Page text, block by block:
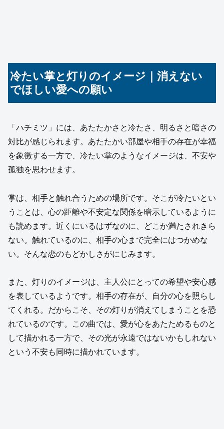
冷たい掌と灯りのイメージ｜消えない
でほしい愛への願い
「ハチミツ」には、あたたかさと冷たさ、明るさと暗さの
対比が感じられます。あたたかい部屋や相手の存在が幸福
を象徴する一方で、冷たい掌のようなイメージは、不安や
孤独を思わせます。
掌は、相手と触れ合うための場所です。そこが冷たいとい
うことは、心の距離や不安定な関係を暗示しているように
も読めます。近くにいるはずなのに、どこか満たされきら
ない。触れているのに、相手の心まで完全にはつかめな
い。そんな恋のもどかしさがにじみます。
また、灯りのイメージは、主人公にとっての希望や安心感
を表しているようです。相手の存在が、自分の心を照らし
てくれる。だからこそ、その灯りが消えてしまうことを恐
れているのです。この曲では、愛が心をあたためるものと
して描かれる一方で、その光が永遠ではないかもしれない
という不安も同時に描かれています。